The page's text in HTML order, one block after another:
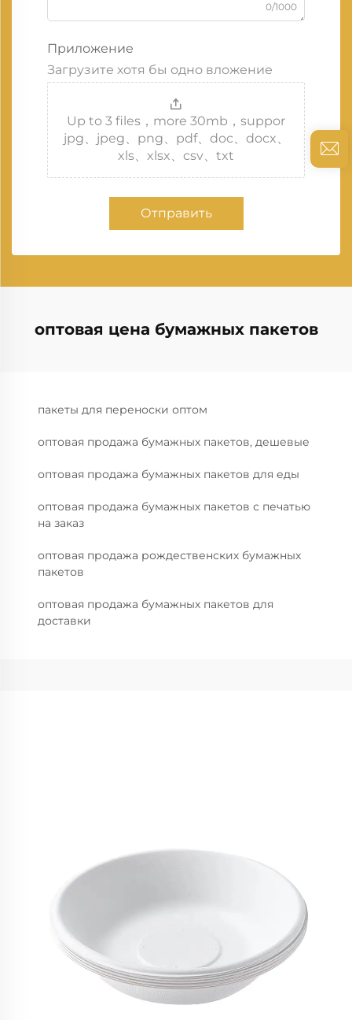
0/1000
Приложение
Загрузите хотя бы одно вложение
Up to 3 files，more 30mb，suppor
jpg、jpeg、png、pdf、doc、docx、
xls、xlsx、csv、txt
Отправить
оптовая цена бумажных пакетов
пакеты для переноски оптом
оптовая продажа бумажных пакетов, дешевые
оптовая продажа бумажных пакетов для еды
оптовая продажа бумажных пакетов с печатью
на заказ
оптовая продажа рождественских бумажных
пакетов
оптовая продажа бумажных пакетов для
доставки